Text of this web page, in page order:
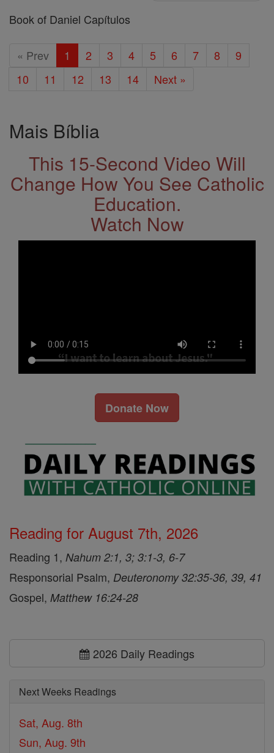
Book of Daniel Capítulos
« Prev 1 2 3 4 5 6 7 8
9
10
11 12 13 14 Next »
Mais Bíblia
This 15-Second Video Will
Change How You See Catholic
Education.
Watch Now
Donate Now
Reading for August 7th, 2026
Reading 1, Nahum 2:1, 3; 3:1-3, 6-7
Responsorial Psalm, Deuteronomy 32:35-36, 39, 41
Gospel, Matthew 16:24-28
2026 Daily Readings
Next Weeks Readings
Sat, Aug. 8th
Sun, Aug. 9th